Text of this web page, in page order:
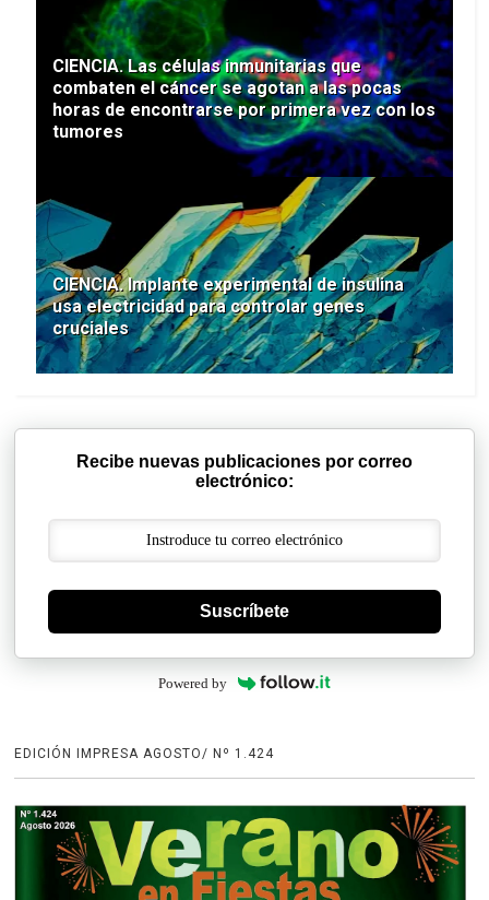
CIENCIA. Las células inmunitarias que
combaten el cáncer se agotan a las pocas
horas de encontrarse por primera vez con los
tumores
CIENCIA. Implante experimental de insulina
usa electricidad para controlar genes
cruciales
Recibe nuevas publicaciones por correo
electrónico:
Suscríbete
Powered by
EDICIÓN IMPRESA AGOSTO/ Nº 1.424